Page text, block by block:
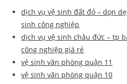
dịch vụ vệ sinh đất đỏ – dọn
sinh công nghiệp
dịch vụ vệ sinh châu đức – tp
công nghiệp giá rẻ
vệ sinh văn phòng quận 11
vệ sinh văn phòng quận 10